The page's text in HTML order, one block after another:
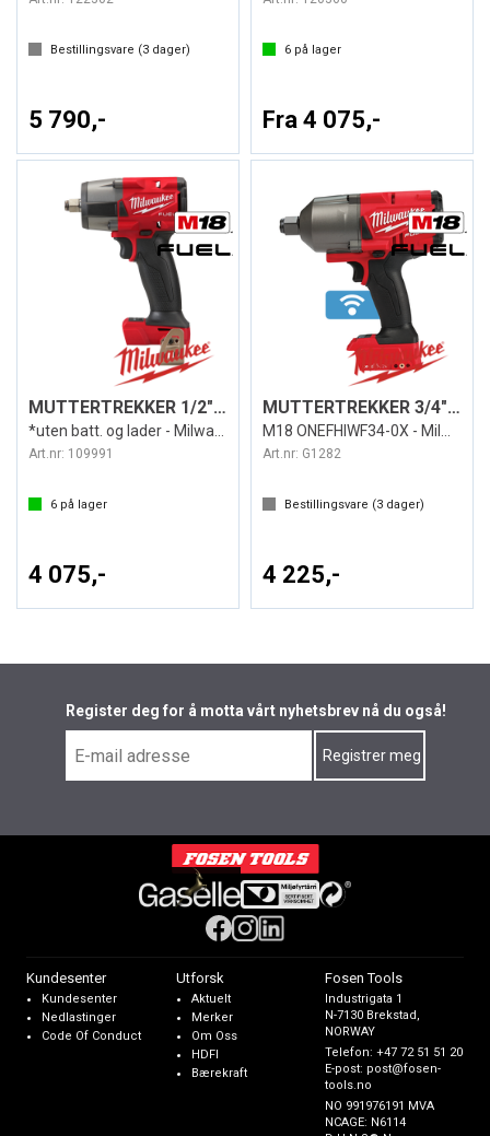
Bestillingsvare (3 dager)
5 790,-
6 på lager
Fra 4 075,-
MUTTERTREKKER 1/2" DR. M18 FMTIW2F12-0X
*uten batt. og lader - Milwaukee
Art.nr: 109991
6 på lager
4 075,-
MUTTERTREKKER 3/4" M18 ONE-KEY™ 2034NM
M18 ONEFHIWF34-0X - Milwaukee
Art.nr: G1282
Bestillingsvare (3 dager)
4 225,-
Register deg for å motta vårt nyhetsbrev nå du også!
Kundesenter
Kundesenter
Nedlastinger
Code Of Conduct
Utforsk
Aktuelt
Merker
Om Oss
HDFI
Bærekraft
Fosen Tools
Industrigata 1
N-7130 Brekstad,
NORWAY
Telefon:+47 72 51 51 20
E-post: post@fosen-
tools.no
NO 991976191 MVA
NCAGE: N6114